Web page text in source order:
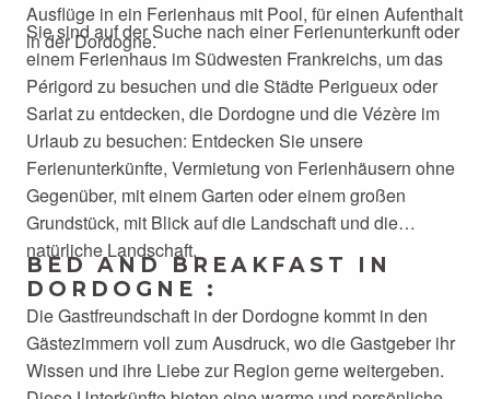
Ausflüge in ein Ferienhaus mit Pool, für einen Aufenthalt
in der Dordogne.
Sie sind auf der Suche nach einer Ferienunterkunft oder
einem Ferienhaus im Südwesten Frankreichs, um das
Périgord zu besuchen und die Städte Perigueux oder
Sarlat zu entdecken, die Dordogne und die Vézère im
Urlaub zu besuchen: Entdecken Sie unsere
Ferienunterkünfte, Vermietung von Ferienhäusern ohne
Gegenüber, mit einem Garten oder einem großen
Grundstück, mit Blick auf die Landschaft und die
natürliche Landschaft.
BED AND BREAKFAST IN
DORDOGNE :
Die Gastfreundschaft in der Dordogne kommt in den
Gästezimmern voll zum Ausdruck, wo die Gastgeber ihr
Wissen und ihre Liebe zur Region gerne weitergeben.